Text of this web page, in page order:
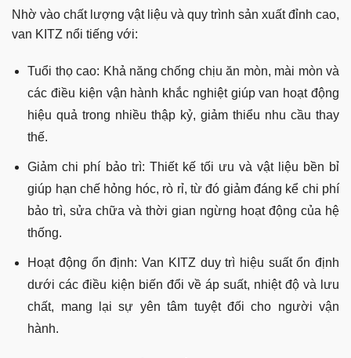
Nhờ vào chất lượng vật liệu và quy trình sản xuất đỉnh cao,
van KITZ nổi tiếng với:
Tuổi thọ cao: Khả năng chống chịu ăn mòn, mài mòn và
các điều kiện vận hành khắc nghiệt giúp van hoạt động
hiệu quả trong nhiều thập kỷ, giảm thiểu nhu cầu thay
thế.
Giảm chi phí bảo trì: Thiết kế tối ưu và vật liệu bền bỉ
giúp hạn chế hỏng hóc, rò rỉ, từ đó giảm đáng kể chi phí
bảo trì, sửa chữa và thời gian ngừng hoạt động của hệ
thống.
Hoạt động ổn định: Van KITZ duy trì hiệu suất ổn định
dưới các điều kiện biến đổi về áp suất, nhiệt độ và lưu
chất, mang lại sự yên tâm tuyệt đối cho người vận
hành.